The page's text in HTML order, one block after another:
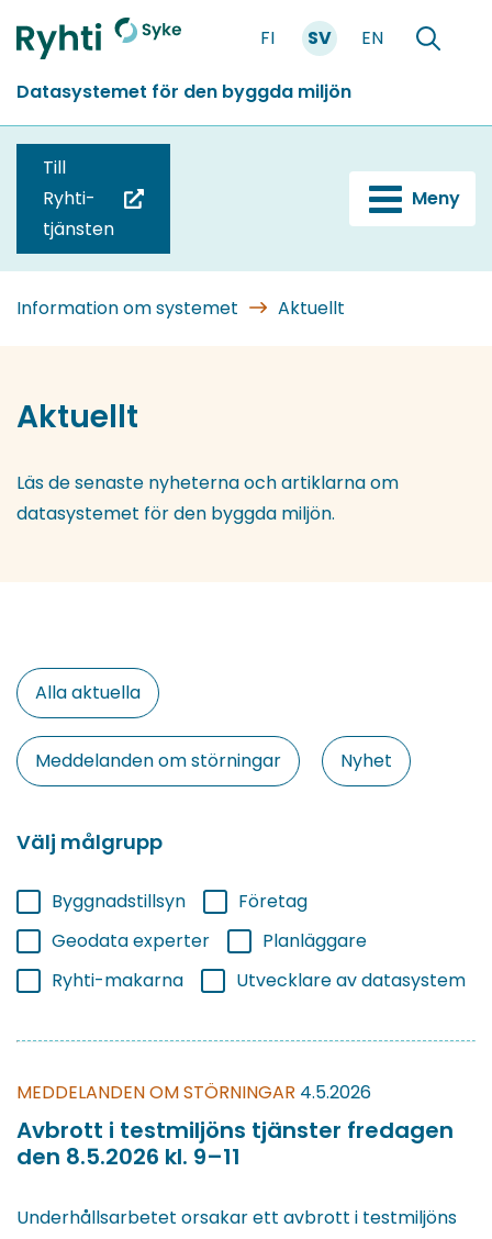
till
Förstasidan
FI SV EN
Söka
Datasystemet för den byggda miljön
Till
Ryhti-
tjänsten
blir
omdirigerad
till
Meny
Information om systemet Aktuellt
Aktuellt
Läs de senaste nyheterna och artiklarna om
datasystemet för den byggda miljön.
Valitse
kategoria
Alla aktuella
Meddelanden om störningar Nyhet
Välj målgrupp
Byggnadstillsyn
Företag
Geodata experter
Planläggare
Ryhti-makarna
Utvecklare av datasystem
MEDDELANDEN OM STÖRNINGAR 4.5.2026
Avbrott i testmiljöns tjänster fredagen
den 8.5.2026 kl. 9–11
Underhållsarbetet orsakar ett avbrott i testmiljöns